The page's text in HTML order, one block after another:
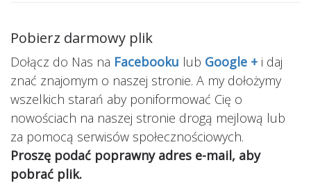
Pobierz darmowy plik
Dołącz do Nas na Facebooku lub Google + i daj
znać znajomym o naszej stronie. A my dołożymy
wszelkich starań aby poniformować Cię o
nowościach na naszej stronie drogą mejlową lub
za pomocą serwisów społecznościowych.
Proszę podać poprawny adres e-mail, aby
pobrać plik.